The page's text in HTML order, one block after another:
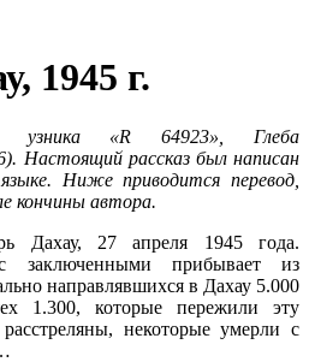
1945 г.
узника «R 64923», Глеба
Настоящий рассказ был написан
Ниже приводится перевод,
кончины автора.
Дахау, 27 апреля 1945 года.
заключенными прибывает из
направлявшихся в Дахау 5.000
1.300, которые пережили эту
некоторые умерли с